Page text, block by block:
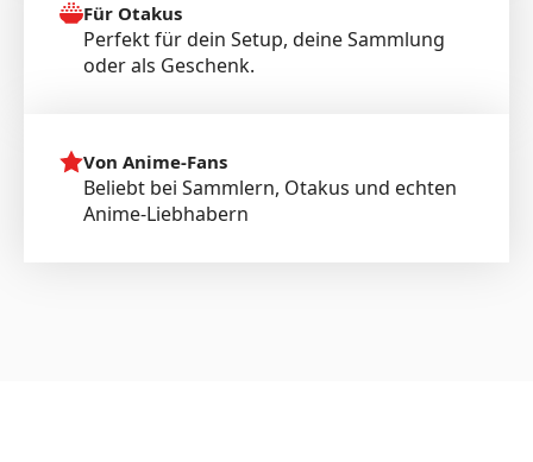
Für Otakus
Perfekt für dein Setup, deine Sammlung
oder als Geschenk.
Von Anime-Fans
Beliebt bei Sammlern, Otakus und echten
Anime-Liebhabern